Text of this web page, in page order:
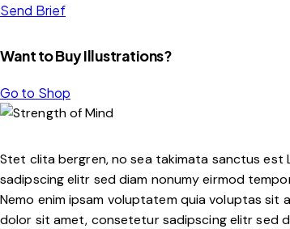
Send Brief
Want to Buy Illustrations?
Go to Shop
Stet clita bergren, no sea takimata sanctus
sadipscing elitr sed diam nonumy eirmod
Nemo enim ipsam voluptatem quia voluptas
dolor sit amet, consetetur sadipscing elitr sed